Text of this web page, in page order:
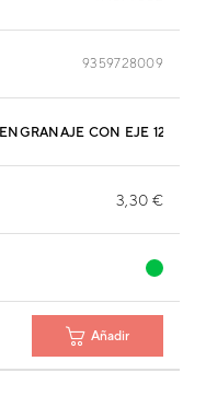
9359728009
ENGRANAJE CON EJE 12 MM
3,30 €
Añadir